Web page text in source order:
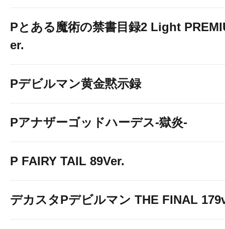
Pとある魔術の禁書目録2 Light
er.
Pデビルマン黄金黙示録
Pアナザーゴッドハーデス-獄炎-
P FAIRY TAIL 89Ver.
デカスタPデビルマン THE FINAL